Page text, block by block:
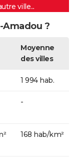
ville...
Amadou ?
Moyenne
des villes
1 994 hab.
-
168 hab/km²